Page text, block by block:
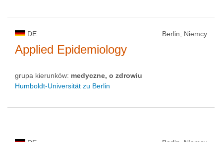
DE Berlin, Niemcy
Applied Epidemiology
grupa kierunków: medyczne, o zdrowiu
Humboldt-Universität zu Berlin